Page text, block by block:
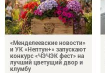
«Менделеевские новости»
и УК «Нептун+» запускают
конкурс «ЧЭЧЭК фест» на
лучший цветущий двор и
клумбу